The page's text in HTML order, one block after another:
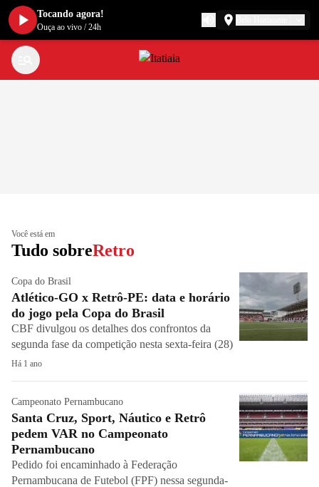
Você está em
Tudo sobreRetro
Copa do Brasil
Atlético-GO x Retrô-PE: data e horário
do jogo pela Copa do Brasil
CBF divulgou os detalhes dos confrontos da
segunda fase da competição nesta sexta-feira (28)
Há 1 ano
Campeonato Pernambucano
Santa Cruz, Sport, Náutico e Retrô
pedem VAR no Campeonato
Pernambucano
Pedido foi encaminhado à Federação
Pernambucana de Futebol (FPF) nessa segunda-
Tocando agora!
Ouça ao vivo /24h